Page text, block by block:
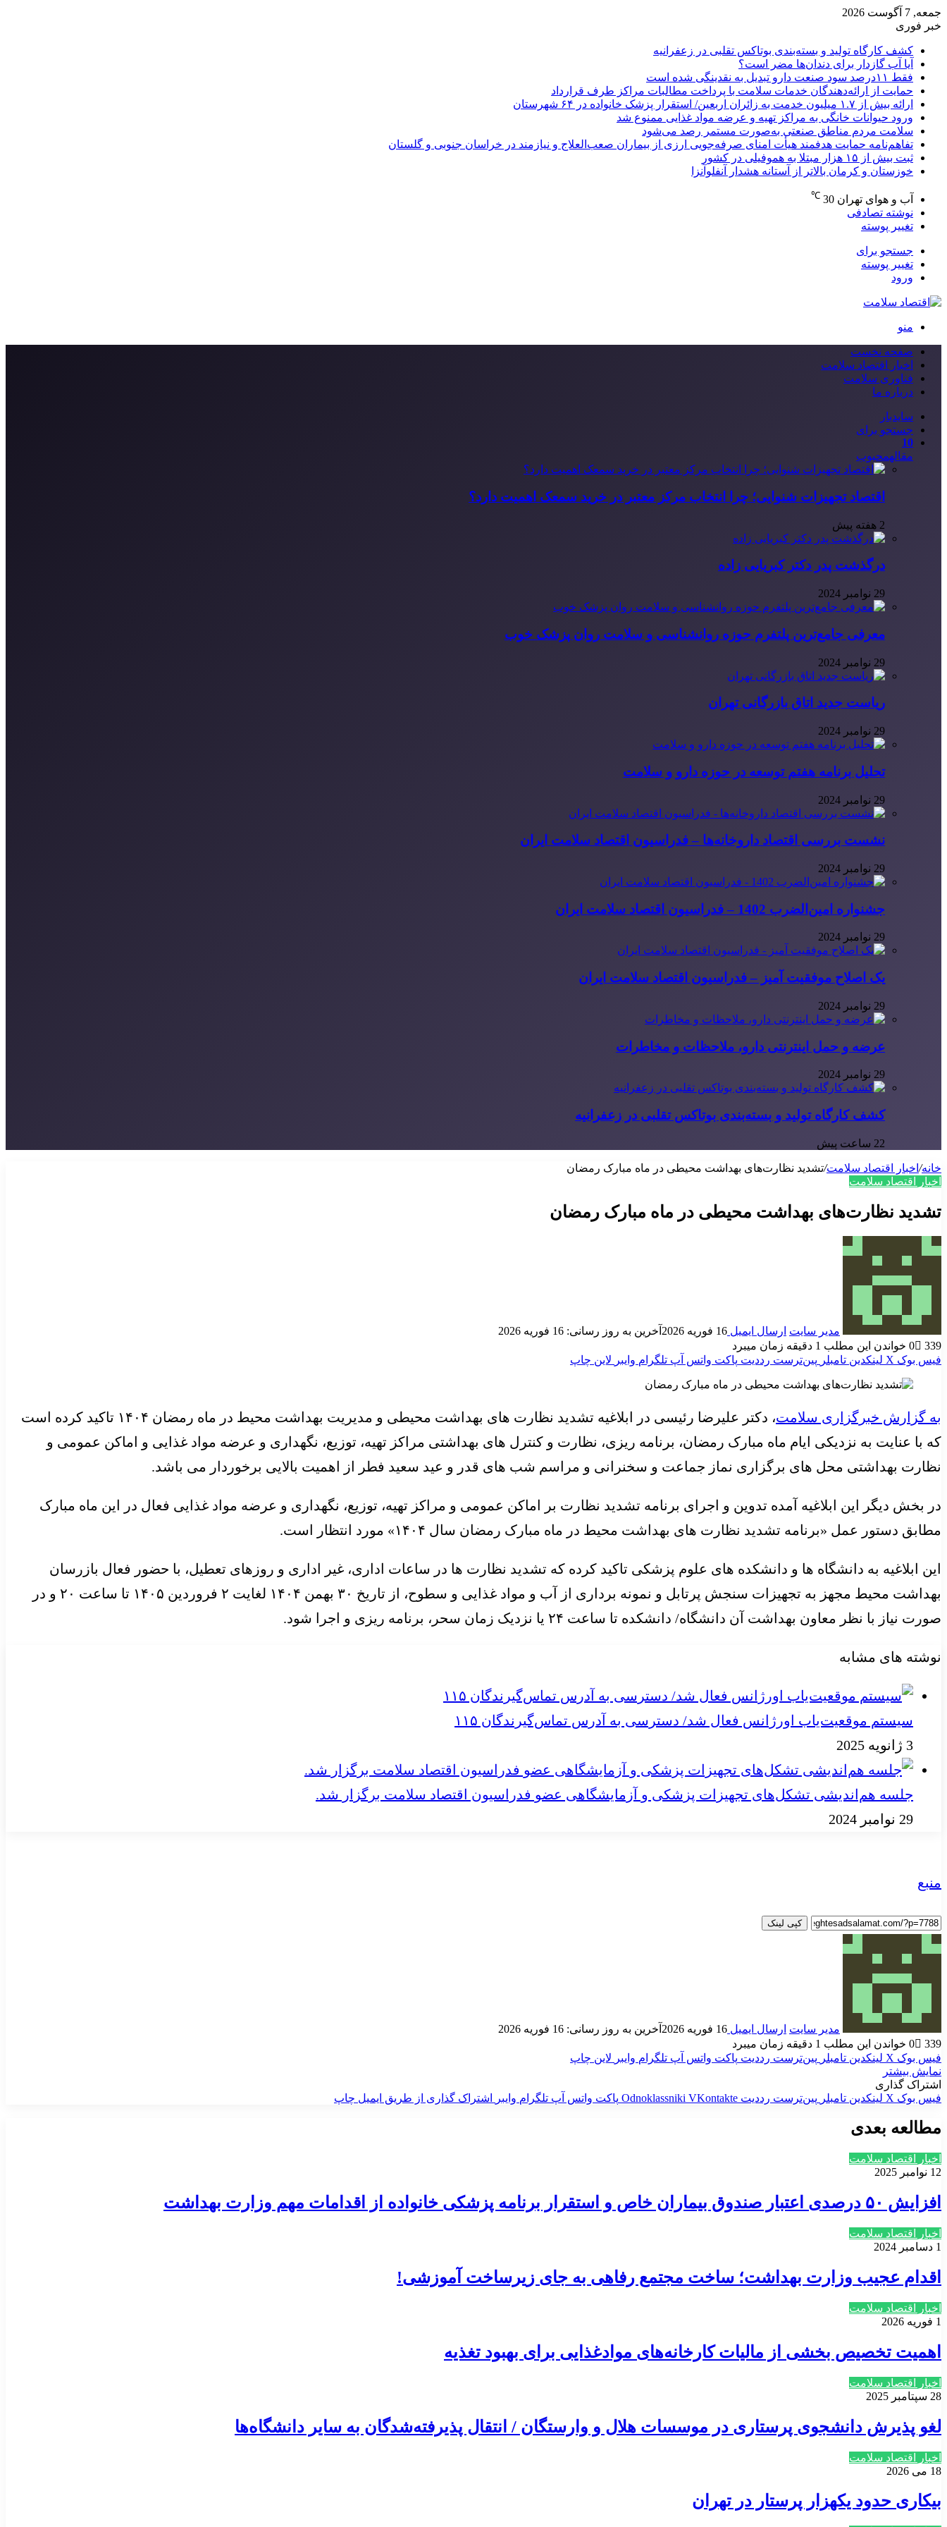
جمعه, 7 آگوست 2026
خبر فوری
کشف کارگاه تولید و بسته‌بندی بوتاکس تقلبی در زعفرانیه
آیا آب گازدار برای دندان‌ها مضر است؟
فقط ۱۱‌درصد سود صنعت دارو تبدیل به نقدینگی شده است
حمایت از ارائه‌دهندگان خدمات سلامت با پرداخت مطالبات مراکز طرف قرارداد
ارائه بیش از ۱.۷ میلیون خدمت به زائران اربعین/ استقرار پزشک خانواده در ۶۴ شهرستان
ورود حیوانات خانگی به مراکز تهیه و عرضه مواد غذایی ممنوع شد
سلامت مردم مناطق صنعتی به‌صورت مستمر رصد می‌شود
تفاهم‌نامه حمایت هدفمند هیأت امنای صرفه‌جویی ارزی از بیماران صعب‌العلاج و نیازمند در خراسان جنوبی و گلستان
ثبت بیش از ۱۵ هزار مبتلا به هموفیلی در کشور
خوزستان و کرمان بالاتر از آستانه هشدار آنفلوآنزا
آب و هوای تهران 30
℃
نوشته تصادفی
تغییر پوسته
جستجو برای
تغییر پوسته
ورود
منو
صفحه نخست
اخبار اقتصاد سلامت
فناوری سلامت
درباره ما
سایدبار
جستجو برای
10
مقالهمحبوب
اقتصاد تجهیزات شنوایی؛ چرا انتخاب مرکز معتبر در خرید سمعک اهمیت دارد؟
2 هفته پیش
درگذشت پدر دکتر کبریایی زاده
29 نوامبر 2024
معرفی جامع‌ترین پلتفرم حوزه روانشناسی و سلامت روان پزشک خوب
29 نوامبر 2024
ریاست جدید اتاق بازرگانی تهران
29 نوامبر 2024
تحلیل برنامه هفتم توسعه در حوزه دارو و سلامت
29 نوامبر 2024
نشست بررسی اقتصاد داروخانه‌ها – فدراسیون اقتصاد سلامت ایران
29 نوامبر 2024
جشنواره امین‌الضرب 1402 – فدراسیون اقتصاد سلامت ایران
29 نوامبر 2024
یک اصلاح موفقیت آمیز – فدراسیون اقتصاد سلامت ایران
29 نوامبر 2024
عرضه و حمل اینترنتی دارو، ملاحظات و مخاطرات
29 نوامبر 2024
کشف کارگاه تولید و بسته‌بندی بوتاکس تقلبی در زعفرانیه
22 ساعت پیش
خانه/ اخبار اقتصاد سلامت/تشدید نظارت‌های بهداشت محیطی در ماه مبارک رمضان
اخبار اقتصاد سلامت
تشدید نظارت‌های بهداشت محیطی در ماه مبارک رمضان
مدیر سایت ارسال ایمیل 16 فوریه 2026
آخرین به روز رسانی: 16 فوریه 2026
0
339
خواندن این مطلب 1 دقیقه زمان میبرد
فیس بوک X لینکدین ‫تامبلر ‫پین‌ترست ‫رددیت پاکت واتس آپ تلگرام وایبر لاین چاپ
به گزارش خبرگزاری سلامت
، دکتر علیرضا رئیسی در ابلاغیه تشدید نظارت های بهداشت محیطی و مدیریت بهداشت محیط در ماه رمضان ۱۴۰۴ تاکید کرده است
که با عنایت به نزدیکی ایام ماه مبارک رمضان، برنامه ریزی، نظارت و کنترل های بهداشتی مراکز تهیه، توزیع، نگهداری و عرضه مواد غذایی و اماکن عمومی و
نظارت بهداشتی محل های برگزاری نماز جماعت و سخنرانی و مراسم شب های قدر و عید سعید فطر از اهمیت بالایی برخوردار می باشد.
در بخش دیگر این ابلاغیه آمده تدوین و اجرای برنامه تشدید نظارت بر اماکن عمومی و مراکز تهیه، توزیع، نگهداری و عرضه مواد غذایی فعال در این ماه مبارک
مطابق دستور عمل «برنامه تشدید نظارت های بهداشت محیط در ماه مبارک رمضان سال ۱۴۰۴» مورد انتظار است.
این ابلاغیه به دانشگاه ها و دانشکده های علوم پزشکی تاکید کرده که تشدید نظارت ها در ساعات اداری، غیر اداری و روزهای تعطیل، با حضور فعال بازرسان
بهداشت محیط مجهز به تجهیزات سنجش پرتابل و نمونه برداری از آب و مواد غذایی و سطوح، از تاریخ ۳۰ بهمن ۱۴۰۴ لغایت ۲ فروردین ۱۴۰۵ تا ساعت ۲۰ و در
صورت نیاز با نظر معاون بهداشت آن دانشگاه/ دانشکده تا ساعت ۲۴ یا نزدیک زمان سحر، برنامه ریزی و اجرا شود.
نوشته های مشابه
سیستم موقعیت‌یاب اورژانس فعال شد/ دسترسی به آدرس تماس‌گیرندگان ۱۱۵
3 ژانویه 2025
جلسه هم‌اندیشی تشکل‌های تجهیزات پزشکی و آزمایشگاهی عضو فدراسیون اقتصاد سلامت برگزار شد.
29 نوامبر 2024
منبع
کپی لینک
مدیر سایت ارسال ایمیل 16 فوریه 2026
آخرین به روز رسانی: 16 فوریه 2026
0
339
خواندن این مطلب 1 دقیقه زمان میبرد
فیس بوک X لینکدین ‫تامبلر ‫پین‌ترست ‫رددیت پاکت واتس آپ تلگرام وایبر لاین چاپ
نمایش بیشتر
اشتراک گذاری
فیس بوک X لینکدین ‫تامبلر ‫پین‌ترست ‫رددیت ‫VKontakte
‫Odnoklassniki پاکت واتس آپ تلگرام وایبر اشتراک گذاری از طریق ایمیل چاپ
مطالعه بعدی
اخبار اقتصاد سلامت
12 نوامبر 2025
افزایش ۵۰ درصدی اعتبار صندوق بیماران خاص و استقرار برنامه پزشکی خانواده از اقدامات مهم وزارت بهداشت
اخبار اقتصاد سلامت
1 دسامبر 2024
اقدام عجیب وزارت بهداشت؛ ساخت مجتمع‌ رفاهی به جای زیرساخت‌ آموزشی!
اخبار اقتصاد سلامت
1 فوریه 2026
اهمیت تخصیص بخشی از مالیات کارخانه‌های موادغذایی برای بهبود تغذیه
اخبار اقتصاد سلامت
28 سپتامبر 2025
لغو پذیرش دانشجوی پرستاری در موسسات هلال و وارستگان / انتقال پذیرفته‌شدگان به سایر دانشگاه‌ها
اخبار اقتصاد سلامت
18 می 2026
بیکاری حدود یکهزار پرستار در تهران